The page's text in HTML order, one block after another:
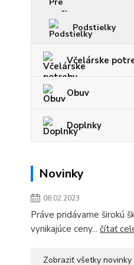
Podstielky
Včelárske
Obuv
Doplnky
Novinky
08.02.2023
Práve pridávame širokú
vynikajúce ceny... čítať
Zobraziť všetky novinky